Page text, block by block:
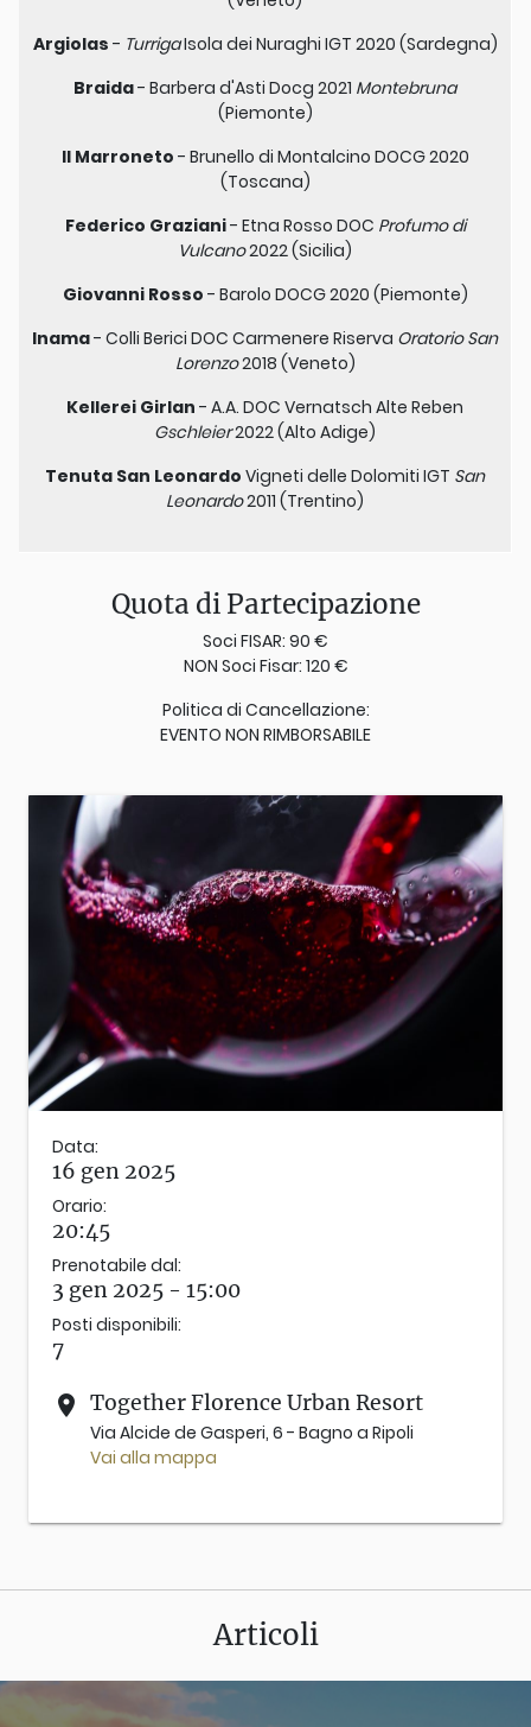
Argiolas - TurrigaIsola dei Nuraghi IGT 2020 (Sardegna)
Braida- Barbera d'Asti Docg 2021 Montebruna
(Piemonte)
Il Marroneto - Brunello di Montalcino DOCG 2020
(Toscana)
Federico Graziani- Etna Rosso DOC Profumo di
Vulcano2022 (Sicilia)
Giovanni Rosso - Barolo DOCG 2020 (Piemonte)
Inama- Colli Berici DOC Carmenere Riserva Oratorio San
Lorenzo2018 (Veneto)
Kellerei Girlan - A.A. DOC Vernatsch Alte Reben
Gschleier2022 (Alto Adige)
Tenuta San Leonardo Vigneti delle Dolomiti IGT San
Leonardo2011 (Trentino)
Quota di Partecipazione
Soci FISAR: 90 €
NON Soci Fisar: 120 €
Politica di Cancellazione:
EVENTO NON RIMBORSABILE
Data:
16 gen 2025
Orario:
20:45
Prenotabile dal:
3 gen 2025 - 15:00
Posti disponibili:
7
place Together Florence Urban Resort
Via Alcide de Gasperi, 6 - Bagno a Ripoli
Vai alla mappa
Articoli